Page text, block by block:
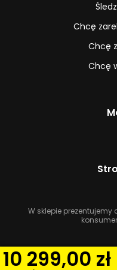
10 299,00 zł
Chcę
Chcę
Chcę
W sklepie prezentujemy